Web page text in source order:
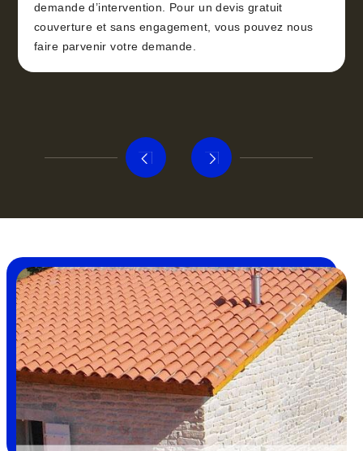
demande d’intervention. Pour un devis gratuit
couverture et sans engagement, vous pouvez nous
faire parvenir votre demande.